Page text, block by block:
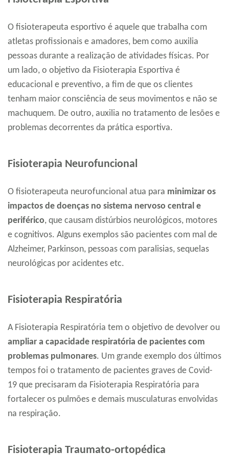
O fisioterapeuta esportivo é aquele que trabalha com
atletas profissionais e amadores, bem como auxilia
pessoas durante a realização de atividades físicas. Por
um lado, o objetivo da Fisioterapia Esportiva é
educacional e preventivo, a fim de que os clientes
tenham maior consciência de seus movimentos e não se
machuquem. De outro, auxilia no tratamento de lesões e
problemas decorrentes da prática esportiva.
Fisioterapia Neurofuncional
O fisioterapeuta neurofuncional atua para minimizar os
impactos de doenças no sistema nervoso central e
periférico, que causam distúrbios neurológicos, motores
e cognitivos. Alguns exemplos são pacientes com mal de
Alzheimer, Parkinson, pessoas com paralisias, sequelas
neurológicas por acidentes etc.
Fisioterapia Respiratória
A Fisioterapia Respiratória tem o objetivo de devolver ou
ampliar a capacidade respiratória de pacientes com
problemas pulmonares. Um grande exemplo dos últimos
tempos foi o tratamento de pacientes graves de Covid-
19 que precisaram da Fisioterapia Respiratória para
fortalecer os pulmões e demais musculaturas envolvidas
na respiração.
Fisioterapia Traumato-ortopédica